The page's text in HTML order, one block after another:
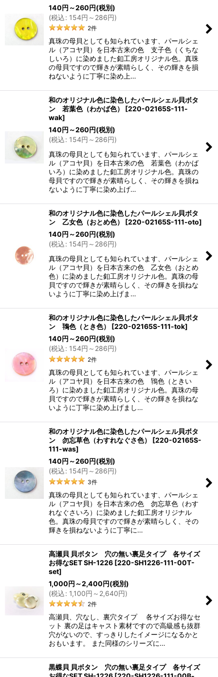
140円 ～260円(税別)
(税込: 154円 ～286円)
2件
真珠の母貝としても知られています、パールシェ
ル（アコヤ貝）を日本古来の色 支子色（くちな
しいろ）に染めました釦工房オリジナル色。真珠
の母貝ですので輝きが素晴らしく、その輝きを損
ねないように丁寧に染め上…
和のオリジナル色に染色したパールシェル貝ボタ
ン 若葉色（わかば色）
[220-02165S-111-
wak]
140円 ～260円(税別)
(税込: 154円 ～286円)
真珠の母貝としても知られています、パールシェ
ル（アコヤ貝）を日本古来の色 若葉色（わかば
いろ）に染めました釦工房オリジナル色。真珠の
母貝ですので輝きが素晴らしく、その輝きを損ね
ないように丁寧に染め上げ…
和のオリジナル色に染色したパールシェル貝ボタ
ン 乙女色（おとめ色）
[220-02165S-111-oto]
140円 ～260円(税別)
(税込: 154円 ～286円)
真珠の母貝としても知られています、パールシェ
ル（アコヤ貝）を日本古来の色 乙女色（おとめ
色）に染めました釦工房オリジナル色。真珠の母
貝ですので輝きが素晴らしく、その輝きを損ねな
いように丁寧に染め上げま…
和のオリジナル色に染色したパールシェル貝ボタ
ン 鴇色（とき色）
[220-02165S-111-tok]
140円 ～260円(税別)
(税込: 154円 ～286円)
2件
真珠の母貝としても知られています、パールシェ
ル（アコヤ貝）を日本古来の色 鴇色（ときい
ろ）に染めました釦工房オリジナル色。真珠の母
貝ですので輝きが素晴らしく、その輝きを損ねな
いように丁寧に染め上げまし…
和のオリジナル色に染色したパールシェル貝ボタ
ン 勿忘草色（わすれなぐさ色）
[220-02165S-
111-was]
140円 ～260円(税別)
(税込: 154円 ～286円)
3件
真珠の母貝としても知られています、パールシェ
ル（アコヤ貝）を日本古来の色 勿忘草色（わす
れなぐさいろ）に染めました釦工房オリジナル
色。真珠の母貝ですので輝きが素晴らしく、その
輝きを損ねないように丁寧に…
高瀬貝 貝ボタン 穴の無い裏足タイプ 各サイズ
お得なSET SH-1226 [220-SH1226-111-00T-
set]
1,000円 ～2,400円(税別)
(税込: 1,100円 ～2,640円)
2件
高瀬貝、穴なし、裏穴タイプ 各サイズお得なセ
ット 裏の足はキャスト素材ですので高級感も抜群
穴がないので、すっきりしたイメージになるかと
おもいます。 また同様のシリーズに…
黒蝶貝 貝ボタン 穴の無い裏足タイプ 各サイズ